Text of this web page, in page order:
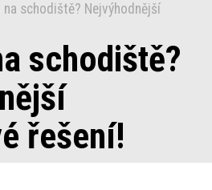
schodiště? Nejvýhodnější
schodiště?
řešení!